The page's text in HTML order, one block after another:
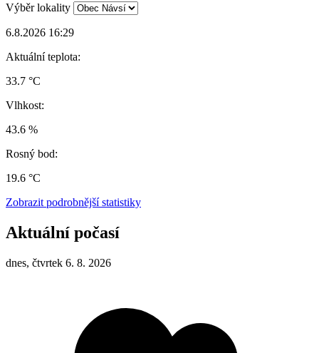
Výběr lokality
6.8.2026 16:29
Aktuální teplota:
33.7 °C
Vlhkost:
43.6 %
Rosný bod:
19.6 °C
Zobrazit podrobnější statistiky
Aktuální počasí
dnes, čtvrtek 6. 8. 2026